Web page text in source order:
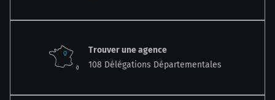
Trouver une agence
108 Délégations Départementales